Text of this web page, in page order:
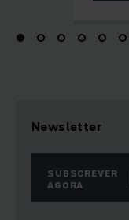
Newsletter
SUBSCREVER
AGORA